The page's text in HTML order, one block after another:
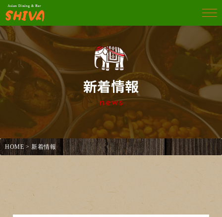
新着情報
news
HOME > 新着情報